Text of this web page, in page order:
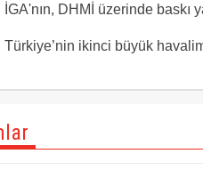
İGA'nın, DHMİ üzerinde baskı
Türkiye’nin ikinci büyük